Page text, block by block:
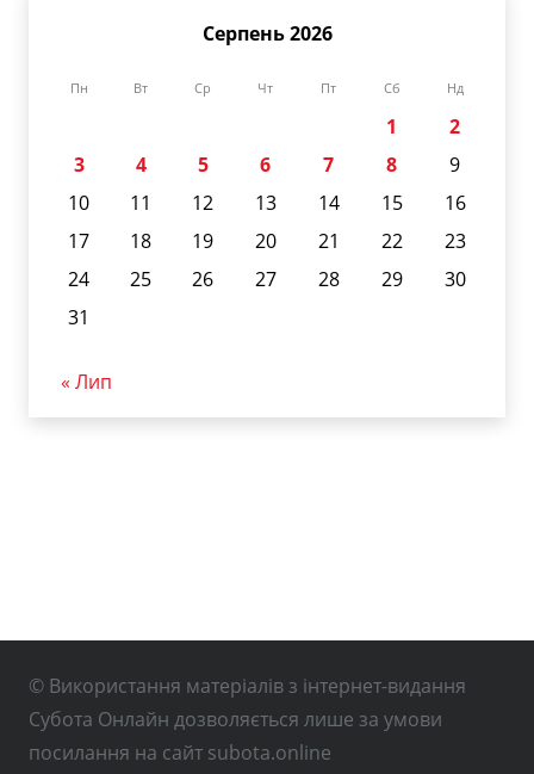
Серпень 2026
Пн Вт Ср Чт Пт Сб Нд
1
2
3
4 5 6 7 8
9
10
11 12 13 14 15
16
17
18 19 20 21 22
23
24
25 26 27 28 29
30
31
« Лип
© Використання матеріалів з інтернет-видання
Субота Онлайн дозволяється лише за умови
посилання на сайт subota.online